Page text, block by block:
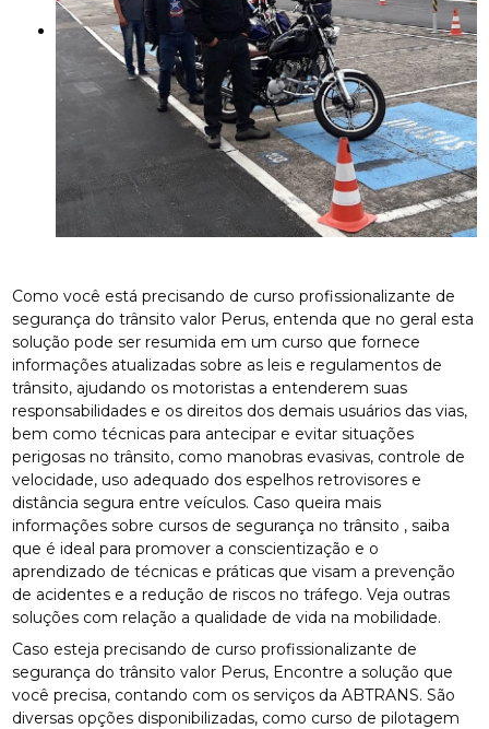
Como você está precisando de curso profissionalizante de
segurança do trânsito valor Perus, entenda que no geral esta
solução pode ser resumida em um curso que fornece
informações atualizadas sobre as leis e regulamentos de
trânsito, ajudando os motoristas a entenderem suas
responsabilidades e os direitos dos demais usuários das vias,
bem como técnicas para antecipar e evitar situações
perigosas no trânsito, como manobras evasivas, controle de
velocidade, uso adequado dos espelhos retrovisores e
distância segura entre veículos. Caso queira mais
informações sobre cursos de segurança no trânsito , saiba
que é ideal para promover a conscientização e o
aprendizado de técnicas e práticas que visam a prevenção
de acidentes e a redução de riscos no tráfego. Veja outras
soluções com relação a qualidade de vida na mobilidade.
Caso esteja precisando de curso profissionalizante de
segurança do trânsito valor Perus, Encontre a solução que
você precisa, contando com os serviços da ABTRANS. São
diversas opções disponibilizadas, como curso de pilotagem